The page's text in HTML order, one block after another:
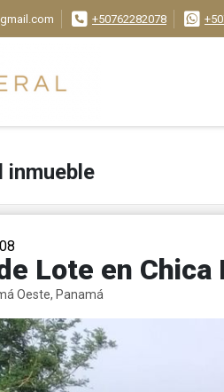
+50762282078
inmueble
Lote en Chica
Oeste, Panamá